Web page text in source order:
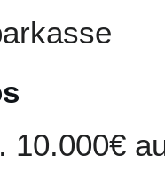
10.000€